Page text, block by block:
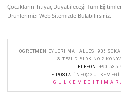
Çocukların İhtiyaç Duyabileceği Tüm
Ürünlerimizi Web Sitemizde Bulabilirsiniz.
ÖĞRETMEN EVLERI MAHALLESI 906
SITESI D BLOK NO:2
TELEFON : +90 535
E-POSTA: